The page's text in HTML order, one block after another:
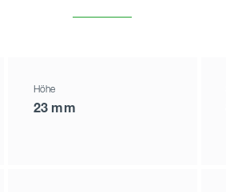
Höhe
23 mm